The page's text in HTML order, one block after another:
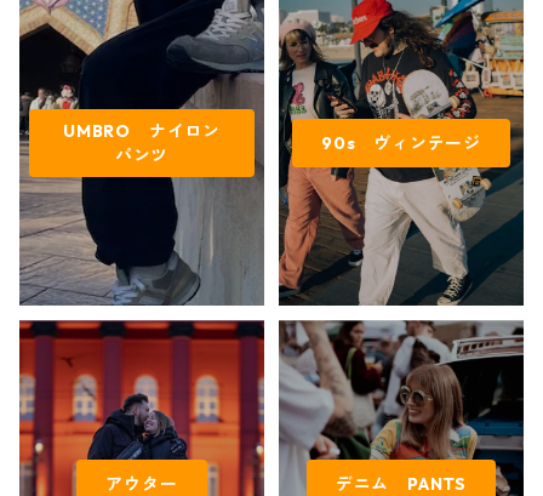
UMBRO ナイロン
パンツ
90s ヴィンテージ
アウター デニム PANTS